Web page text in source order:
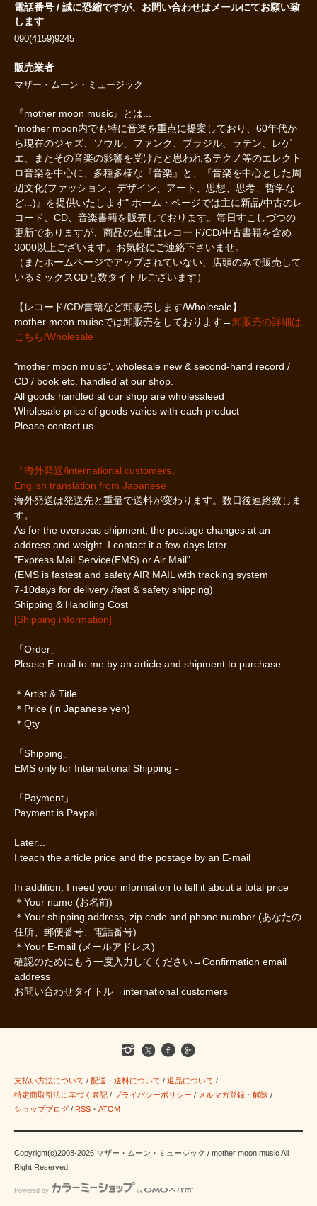
電話番号 / 誠に恐縮ですが、お問い合わせはメールにてお願い致
します
090(4159)9245
販売業者
マザー・ムーン・ミュージック
『mother moon music』とは...
”mother moon内でも特に音楽を重点に提案しており、60年代か
ら現在のジャズ、ソウル、ファンク、ブラジル、ラテン、レゲ
エ、またその音楽の影響を受けたと思われるテクノ等のエレクト
ロ音楽を中心に、多種多様な『音楽』と、『音楽を中心とした周
辺文化(ファッション、デザイン、アート、思想、思考、哲学な
ど...)』を提供いたします" ホーム・ページでは主に新品/中古のレ
コード、CD、音楽書籍を販売しております。毎日すこしづつの
更新でありますが、商品の在庫はレコード/CD/中古書籍を含め
3000以上ございます。お気軽にご連絡下さいませ。
（またホームページでアップされていない、店頭のみで販売して
いるミックスCDも数タイトルございます）
【レコード/CD/書籍など卸販売します/Wholesale】
mother moon muiscでは卸販売をしております→卸販売の詳細は
こちら/Wholesale
"mother moon muisc", wholesale new & second-hand record /
CD / book etc. handled at our shop.
All goods handled at our shop are wholesaleed
Wholesale price of goods varies with each product
Please contact us
『海外発送/international customers』
English translation from Japanese
海外発送は発送先と重量で送料が変わります。数日後連絡致しま
す。
As for the overseas shipment, the postage changes at an
address and weight. I contact it a few days later
"Express Mail Service(EMS) or Air Mail"
(EMS is fastest and safety AIR MAIL with tracking system
7-10days for delivery /fast & safety shipping)
Shipping & Handling Cost
[Shipping information]
「Order」
Please E-mail to me by an article and shipment to purchase
＊Artist & Title
＊Price (in Japanese yen)
＊Qty
「Shipping」
EMS only for International Shipping -
「Payment」
Payment is Paypal
Later...
I teach the article price and the postage by an E-mail
In addition, I need your information to tell it about a total price
＊Your name (お名前)
＊Your shipping address, zip code and phone number (あなたの
住所、郵便番号、電話番号)
＊Your E-mail (メールアドレス)
確認のためにもう一度入力してください→Confirmation email
address
お問い合わせタイトル→international customers
支払い方法について / 配送・送料について / 返品について /
特定商取引法に基づく表記 / プライバシーポリシー / メルマガ登録・解除 /
ショップブログ / RSS ・ ATOM
Copyright(c)2008-2026 マザー・ムーン・ミュージック / mother moon music All
Right Reserved.
Powered by